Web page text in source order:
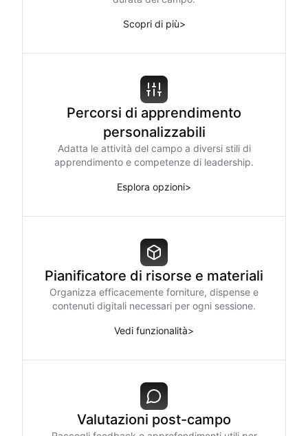
Scopri di più>
Percorsi di apprendimento
personalizzabili
Adatta le attività del campo a diversi stili di
apprendimento e competenze di leadership.
Esplora opzioni>
Pianificatore di risorse e materiali
Organizza efficacemente forniture, dispense e
contenuti digitali necessari per ogni sessione.
Vedi funzionalità>
Valutazioni post-campo